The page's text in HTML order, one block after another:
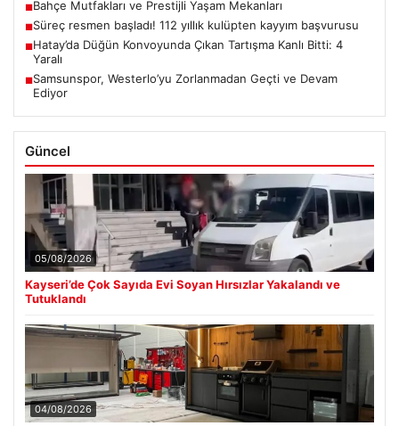
■Bahçe Mutfakları ve Prestijli Yaşam Mekanları
■Süreç resmen başladı! 112 yıllık kulüpten kayyım başvurusu
■Hatay’da Düğün Konvoyunda Çıkan Tartışma Kanlı Bitti: 4
Yaralı
■Samsunspor, Westerlo’yu Zorlanmadan Geçti ve Devam
Ediyor
Güncel
05/08/2026
Kayseri’de Çok Sayıda Evi Soyan Hırsızlar Yakalandı ve
Tutuklandı
04/08/2026